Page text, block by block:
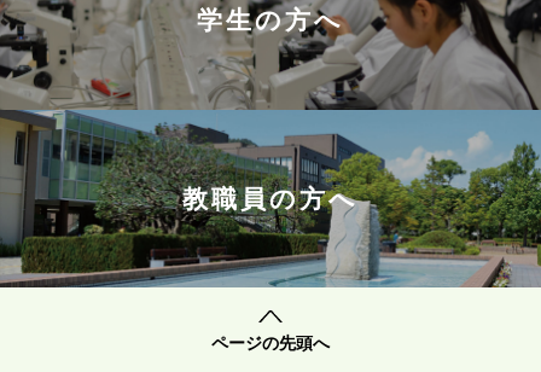
学生の方へ
教職員の方へ
ページの先頭へ